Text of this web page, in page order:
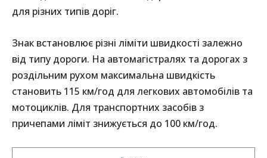
для різних типів доріг.
Знак встановлює різні ліміти швидкості залежно
від типу дороги. На автомагістралях та дорогах з
роздільним рухом максимальна швидкість
становить 115 км/год для легкових автомобілів та
мотоциклів. Для транспортних засобів з
причепами ліміт знижується до 100 км/год.